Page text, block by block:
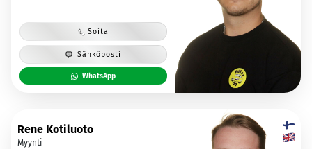
Soita
Sähköposti
WhatsApp
Rene Kotiluoto
Myynti